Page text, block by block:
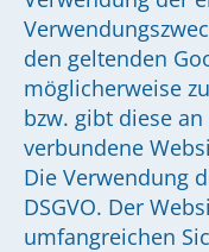
den geltenden
möglicherweise
bzw. gibt diese
verbundene
Die Verwendung
DSGVO. Der
umfangreichen